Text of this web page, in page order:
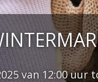
van 12:00 uur